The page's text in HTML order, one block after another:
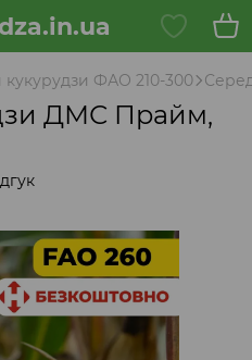
кукурудзи ФАО 210-300
ДМС Прайм,